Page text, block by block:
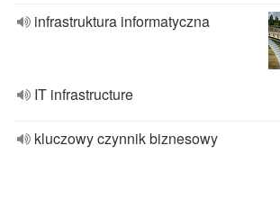
infrastruktura informatyczna
IT infrastructure
kluczowy czynnik biznesowy